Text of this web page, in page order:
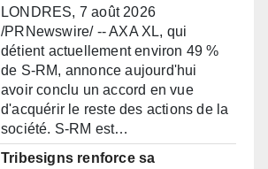
LONDRES, 7 août 2026
/PRNewswire/ -- AXA XL, qui
détient actuellement environ 49 %
de S-RM, annonce aujourd'hui
avoir conclu un accord en vue
d'acquérir le reste des actions de la
société. S-RM est…
Tribesigns renforce sa